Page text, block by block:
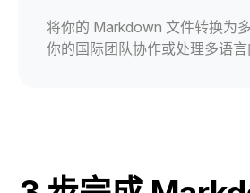
将你的 Markdown 文件转换为
你的国际团队协作或处理多语言